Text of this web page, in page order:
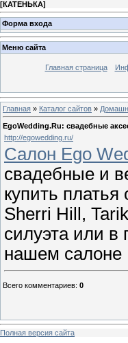
[КАТЕНЬКА]
Форма входа
Меню сайта
Главная страница
Главная » Каталог сайтов »
EgoWedding.Ru: свадебные
http://egowedding.ru/
Салон Ego
свадебные и
купить
Sherri Hill,
силуэта или в
нашем салоне
Всего комментариев: 0
Полная версия сайта